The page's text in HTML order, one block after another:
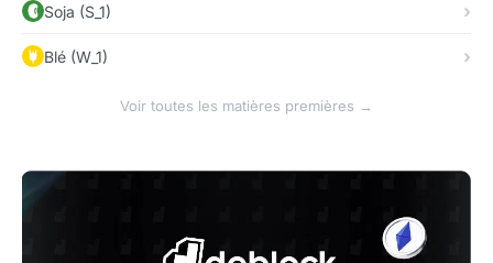
Soja (S_1)
Blé (W_1)
Voir toutes les matières premières →